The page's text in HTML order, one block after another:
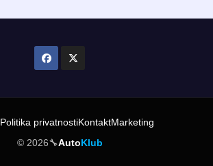
Politika privatnostiKontaktMarketing
© 2026🔧AutoKlub